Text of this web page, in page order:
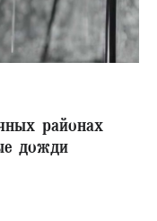
районах
дожди